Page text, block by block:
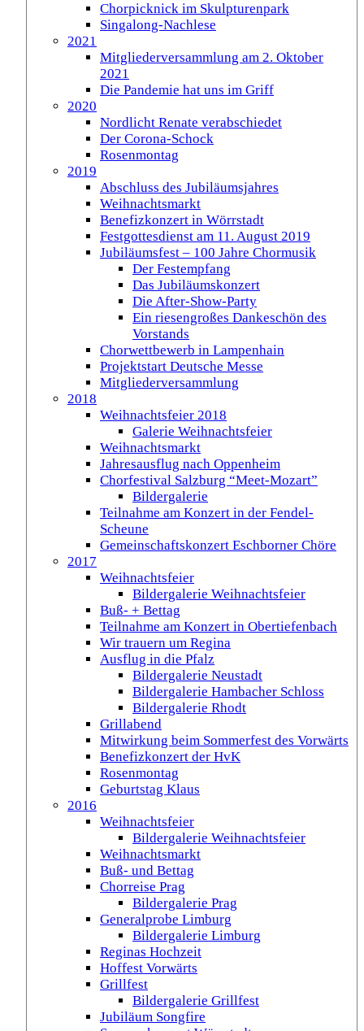
Chorpicknick im Skulpturenpark
Singalong-Nachlese
2021
Mitgliederversammlung am 2. Oktober
2021
Die Pandemie hat uns im Griff
2020
Nordlicht Renate verabschiedet
Der Corona-Schock
Rosenmontag
2019
Abschluss des Jubiläumsjahres
Weihnachtsmarkt
Benefizkonzert in Wörrstadt
Festgottesdienst am 11. August 2019
Jubiläumsfest – 100 Jahre Chormusik
Der Festempfang
Das Jubiläumskonzert
Die After-Show-Party
Ein riesengroßes Dankeschön des
Vorstands
Chorwettbewerb in Lampenhain
Projektstart Deutsche Messe
Mitgliederversammlung
2018
Weihnachtsfeier 2018
Galerie Weihnachtsfeier
Weihnachtsmarkt
Jahresausflug nach Oppenheim
Chorfestival Salzburg “Meet-Mozart”
Bildergalerie
Teilnahme am Konzert in der Fendel-
Scheune
Gemeinschaftskonzert Eschborner Chöre
2017
Weihnachtsfeier
Bildergalerie Weihnachtsfeier
Buß- + Bettag
Teilnahme am Konzert in Obertiefenbach
Wir trauern um Regina
Ausflug in die Pfalz
Bildergalerie Neustadt
Bildergalerie Hambacher Schloss
Bildergalerie Rhodt
Grillabend
Mitwirkung beim Sommerfest des Vorwärts
Benefizkonzert der HvK
Rosenmontag
Geburtstag Klaus
2016
Weihnachtsfeier
Bildergalerie Weihnachtsfeier
Weihnachtsmarkt
Buß- und Bettag
Chorreise Prag
Bildergalerie Prag
Generalprobe Limburg
Bildergalerie Limburg
Reginas Hochzeit
Hoffest Vorwärts
Grillfest
Bildergalerie Grillfest
Jubiläum Songfire